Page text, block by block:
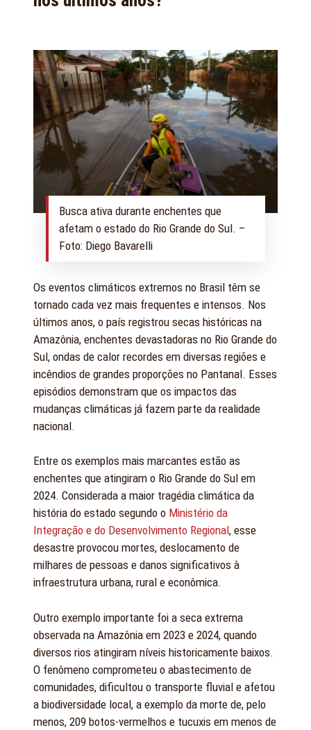
Busca ativa durante enchentes que
afetam o estado do Rio Grande do Sul. –
Foto: Diego Bavarelli
Os eventos climáticos extremos no Brasil têm se
tornado cada vez mais frequentes e intensos. Nos
últimos anos, o país registrou secas históricas na
Amazônia, enchentes devastadoras no Rio Grande do
Sul, ondas de calor recordes em diversas regiões e
incêndios de grandes proporções no Pantanal. Esses
episódios demonstram que os impactos das
mudanças climáticas já fazem parte da realidade
nacional.
Entre os exemplos mais marcantes estão as
enchentes que atingiram o Rio Grande do Sul em
2024. Considerada a maior tragédia climática da
história do estado segundo o Ministério da
Integração e do Desenvolvimento Regional, esse
desastre provocou mortes, deslocamento de
milhares de pessoas e danos significativos à
infraestrutura urbana, rural e econômica.
Outro exemplo importante foi a seca extrema
observada na Amazônia em 2023 e 2024, quando
diversos rios atingiram níveis historicamente baixos.
O fenômeno comprometeu o abastecimento de
comunidades, dificultou o transporte fluvial e afetou
a biodiversidade local, a exemplo da morte de, pelo
menos, 209 botos-vermelhos e tucuxis em menos de